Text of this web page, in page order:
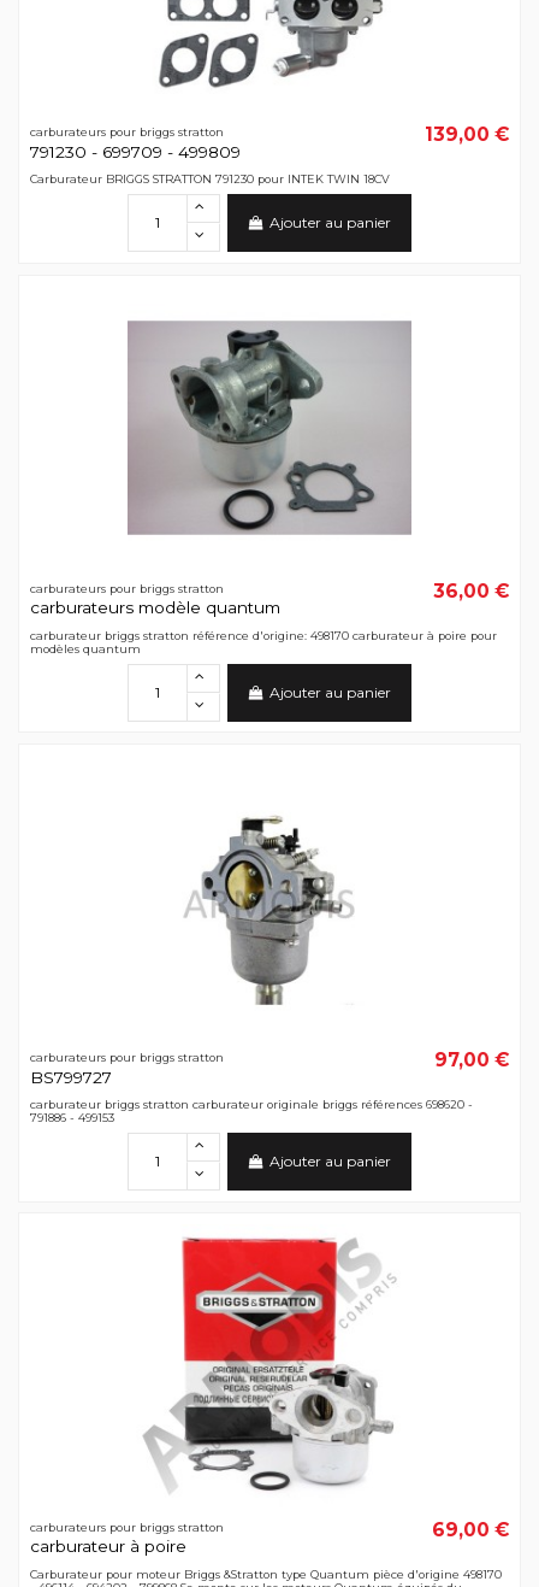
carburateurs pour briggs stratton
791230 - 699709 - 499809
139,00 €
Carburateur BRIGGS STRATTON 791230 pour INTEK TWIN 18CV
Ajouter au panier
carburateurs pour briggs stratton
carburateurs modèle quantum
36,00 €
carburateur briggs stratton référence d'origine: 498170 carburateur à poire pour
modèles quantum
Ajouter au panier
carburateurs pour briggs stratton
BS799727
97,00 €
carburateur briggs stratton carburateur originale briggs références 698620 -
791886 - 499153
Ajouter au panier
carburateurs pour briggs stratton
carburateur à poire
69,00 €
Carburateur pour moteur Briggs &Stratton type Quantum pièce d'origine 498170